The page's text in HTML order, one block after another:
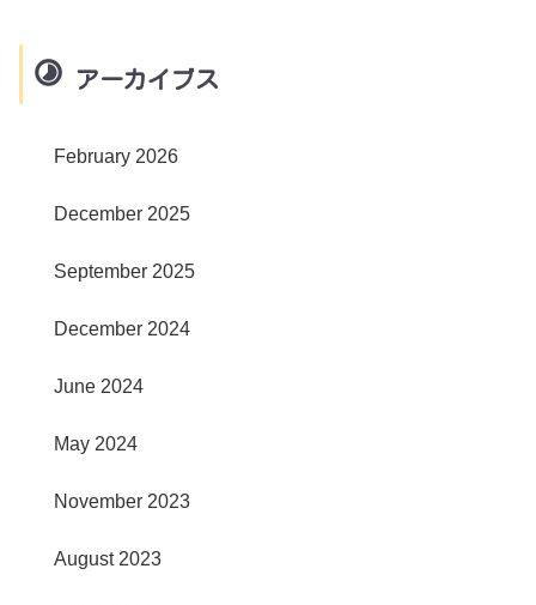
アーカイブス
February 2026
December 2025
September 2025
December 2024
June 2024
May 2024
November 2023
August 2023